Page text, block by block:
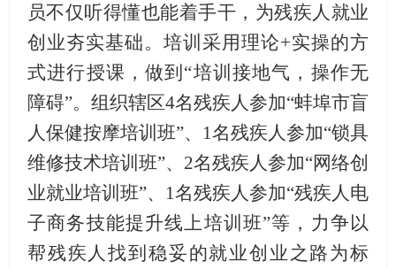
员不仅听得懂也能着手干，为残疾人就业
创业夯实基础。培训采用理论+实操的方
式进行授课，做到“培训接地气，操作无
障碍”。组织辖区4名残疾人参加“蚌埠市盲
人保健按摩培训班”、1名残疾人参加“锁具
维修技术培训班”、2名残疾人参加“网络创
业就业培训班”、1名残疾人参加“残疾人电
子商务技能提升线上培训班”等，力争以
帮残疾人找到稳妥的就业创业之路为标